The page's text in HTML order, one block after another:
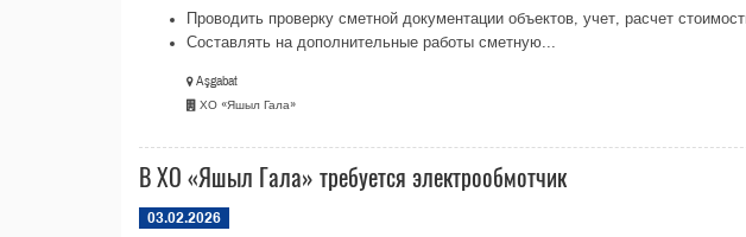
Проводить проверку сметной документации объектов, учет, расчет
Составлять на дополнительные работы сметную...
Aşgabat
ХО «Яшыл Гала»
В ХО «Яшыл Гала» требуется электрообмотчик
03.02.2026